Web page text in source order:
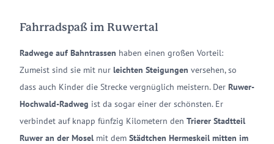
Fahrradspaß im Ruwertal
Radwege auf Bahntrassen haben einen großen Vorteil:
Zumeist sind sie mit nur leichten Steigungen versehen, so
dass auch Kinder die Strecke vergnüglich meistern. Der Ruwer-
Hochwald-Radweg ist da sogar einer der schönsten. Er
verbindet auf knapp fünfzig Kilometern den Trierer Stadtteil
Ruwer an der Mosel mit dem Städtchen Hermeskeil mitten im